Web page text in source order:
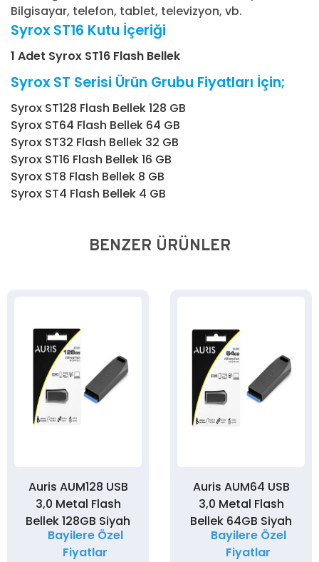
Bilgisayar, telefon, tablet, televizyon, vb.
Syrox ST16 Kutu İçeriği
1 Adet Syrox ST16 Flash Bellek
Syrox ST Serisi Ürün Grubu Fiyatları İçin;
Syrox ST128 Flash Bellek 128 GB
Syrox ST64 Flash Bellek 64 GB
Syrox ST32 Flash Bellek 32 GB
Syrox ST16 Flash Bellek 16 GB
Syrox ST8 Flash Bellek 8 GB
Syrox ST4 Flash Bellek 4 GB
BENZER ÜRÜNLER
Auris AUM128 USB
3,0 Metal Flash
Bellek 128GB Siyah
Bayilere Özel
Fiyatlar
Auris AUM64 USB
3,0 Metal Flash
Bellek 64GB Siyah
Bayilere Özel
Fiyatlar